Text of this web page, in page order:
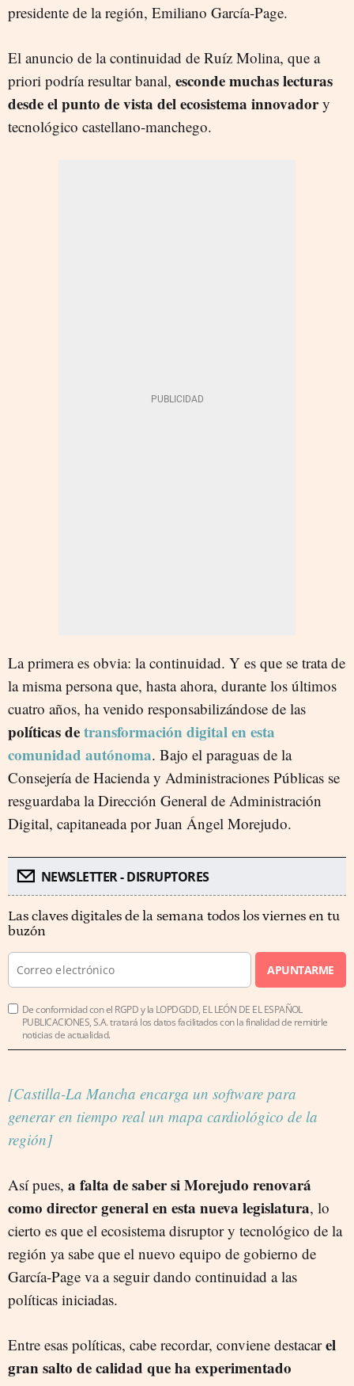
presidente de la región, Emiliano García-Page.
El anuncio de la continuidad de Ruíz Molina, que a
priori podría resultar banal, esconde muchas lecturas
desde el punto de vista del ecosistema innovadory
tecnológico castellano-manchego.
La primera es obvia: la continuidad. Y es que se trata de
la misma persona que, hasta ahora, durante los últimos
cuatro años, ha venido responsabilizándose de las
políticas detransformación digital en esta
comunidad autónoma. Bajo el paraguas de la
Consejería de Hacienda y Administraciones Públicas se
resguardaba la Dirección General de Administración
Digital, capitaneada por Juan Ángel Morejudo.
NEWSLETTER - DISRUPTORES
Las claves digitales de la semana todos los viernes en tu
buzón
APUNTARME
De conformidad con el RGPD y la LOPDGDD, EL LEÓN DE EL ESPAÑOL
PUBLICACIONES, S.A. tratará los datos facilitados con la finalidad de remitirle
noticias de actualidad.
[Castilla-La Mancha encarga un software para
generar en tiempo real un mapa cardiológico de la
región]
Así pues, a falta de saber si Morejudo renovará
como director general en esta nueva legislatura, lo
cierto es que el ecosistema disruptor y tecnológico de la
región ya sabe que el nuevo equipo de gobierno de
García-Page va a seguir dando continuidad a las
políticas iniciadas.
Entre esas políticas, cabe recordar, conviene destacarel
gran salto de calidad que ha experimentado